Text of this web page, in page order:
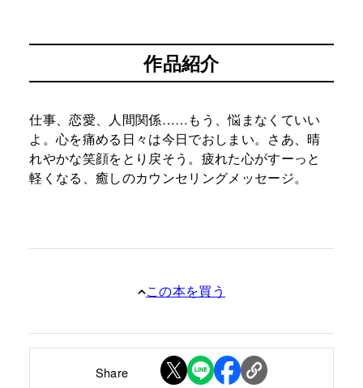
作品紹介
仕事、恋愛、人間関係……もう、悩まなくていい
よ。心を痛める日々は今日でおしまい。さあ、晴
れやかな笑顔をとり戻そう。疲れた心がすーっと
軽くなる、癒しのカウンセリングメッセージ。
この本を買う
Share